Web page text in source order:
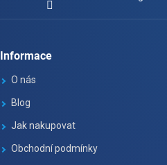
Informace
O nás
Blog
Jak nakupovat
Obchodní podmínky